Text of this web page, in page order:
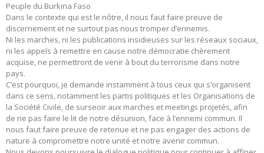
Peuple du Burkina Faso
Dans le contexte qui est le nôtre, il nous faut faire preuve de
discernement et ne surtout pas nous tromper d’ennemis.
Ni les marches, ni les publications insidieuses sur les réseaux sociaux,
ni les appels à remettre en cause notre démocratie chèrement
acquise, ne permettront de venir à bout du terrorisme dans notre
pays.
C’est pourquoi, je demande instamment à tous ceux qui s’organisent
dans ce sens, notamment les partis politiques et les Organisations de
la Société Civile, de surseoir aux marches et meetings projetés, afin
de ne pas faire le lit de notre désunion, face à l’ennemi commun. Il
nous faut faire preuve de retenue et ne pas engager des actions de
nature à compromettre notre unité et notre avenir commun.